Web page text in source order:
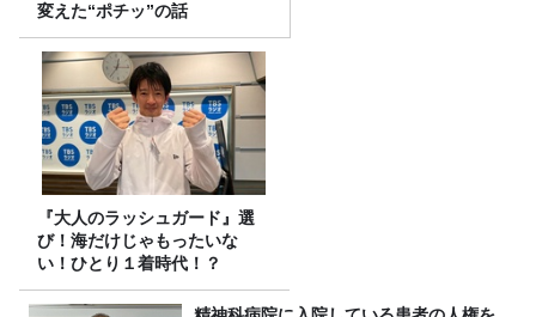
変えた“ポチッ”の話
『大人のラッシュガード』選
び！海だけじゃもったいな
い！ひとり１着時代！？